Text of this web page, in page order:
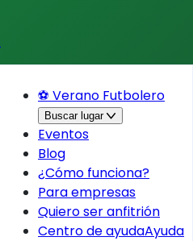
⚽ Verano Futbolero
Buscar lugar
Eventos
Blog
¿Cómo funciona?
Para empresas
Quiero ser anfitrión
Centro de ayudaAyuda